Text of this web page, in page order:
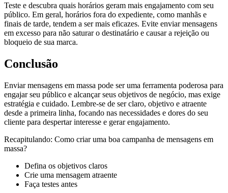
Teste e descubra quais horários geram mais engajamento com seu
público. Em geral, horários fora do expediente, como manhãs e
finais de tarde, tendem a ser mais eficazes. Evite enviar mensagens
em excesso para não saturar o destinatário e causar a rejeição ou
bloqueio de sua marca.
Conclusão
Enviar mensagens em massa pode ser uma ferramenta poderosa para
engajar seu público e alcançar seus objetivos de negócio, mas exige
estratégia e cuidado. Lembre-se de ser claro, objetivo e atraente
desde a primeira linha, focando nas necessidades e dores do seu
cliente para despertar interesse e gerar engajamento.
Recapitulando: Como criar uma boa campanha de mensagens em
massa?
Defina os objetivos claros
Crie uma mensagem atraente
Faça testes antes